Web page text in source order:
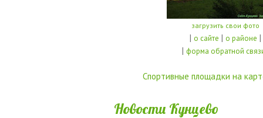
загрузить свои фото
| о сайте | о районе |
| форма обратной
Спортивные площадки на
Новости Кунцево